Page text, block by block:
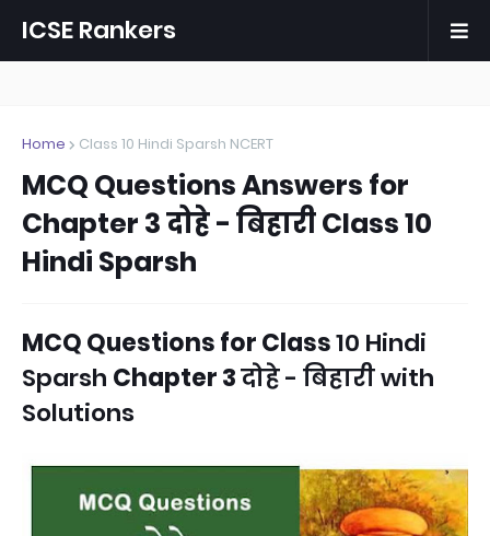
ICSE Rankers
Home Class 10 Hindi Sparsh NCERT
MCQ Questions Answers for
Chapter 3 दोहे - बिहारी Class 10
Hindi Sparsh
MCQ QuestionsforClass10 Hindi
Sparsh Chapter 3दोहे - बिहारी with
Solutions